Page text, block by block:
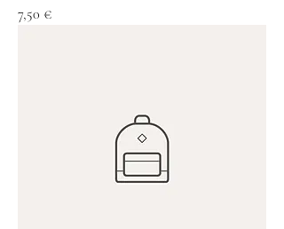
Precio
7,50 €